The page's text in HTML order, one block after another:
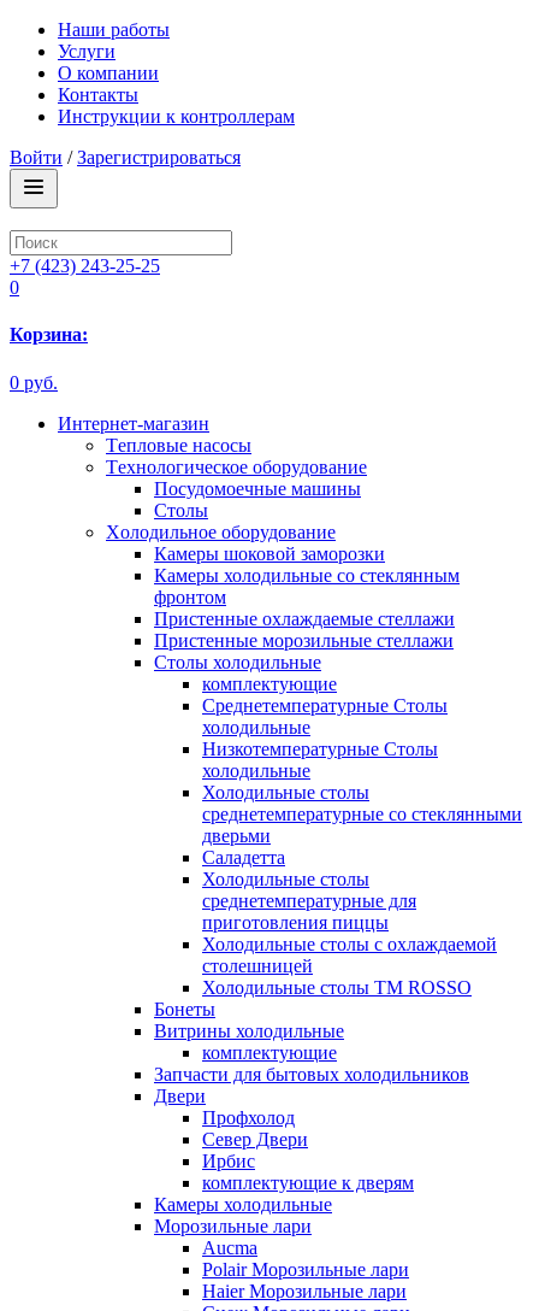
Наши работы
Услуги
О компании
Контакты
Инструкции к контроллерам
Войти /Зарегистрироваться
+7 (423) 243-25-25
0
Корзина:
0 руб.
Интернет-магазин
Tепловые насосы
Tехнологическое оборудование
Посудомоечные машины
Столы
Xолодильное оборудование
Камеры шоковой заморозки
Камеры холодильные со стеклянным
фронтом
Пристенные охлаждаемые стеллажи
Пристенные морозильные стеллажи
Столы холодильные
комплектующие
Среднетемпературные Столы
холодильные
Низкотемпературные Столы
холодильные
Холодильные столы
среднетемпературные со стеклянными
дверьми
Саладетта
Холодильные столы
среднетемпературные для
приготовления пиццы
Холодильные столы с охлаждаемой
столешницей
Холодильные столы ТМ ROSSO
Бонеты
Витрины холодильные
комплектующие
Запчасти для бытовых холодильников
Двери
Профхолод
Север Двери
Ирбис
комплектующие к дверям
Камеры холодильные
Морозильные лари
Aucma
Polair Морозильные лари
Haier Морозильные лари